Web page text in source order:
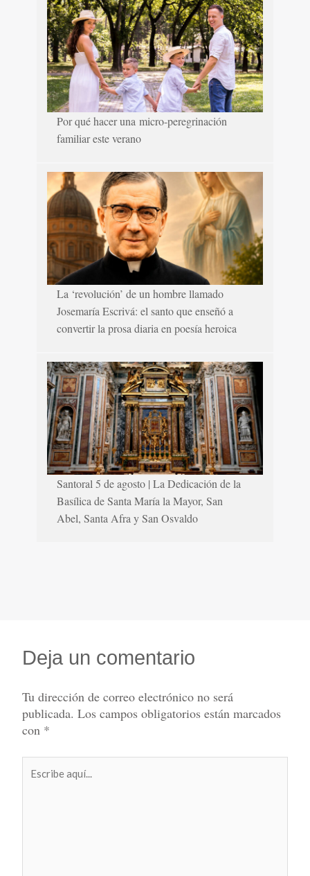
Por qué hacer una micro-peregrinación
familiar este verano
La ‘revolución’ de un hombre llamado
Josemaría Escrivá: el santo que enseñó a
convertir la prosa diaria en poesía heroica
Santoral 5 de agosto | La Dedicación de la
Basílica de Santa María la Mayor, San
Abel, Santa Afra y San Osvaldo
Deja un comentario
Tu dirección de correo electrónico no será
publicada. Los campos obligatorios están marcados
con *
aquí...